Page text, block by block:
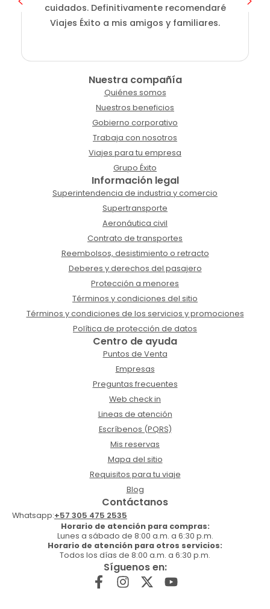
cuidados. Definitivamente recomendaré
Viajes Éxito a mis amigos y familiares.
Nuestra compañía
Quiénes somos
Nuestros beneficios
Gobierno corporativo
Trabaja con nosotros
Viajes para tu empresa
Grupo Éxito
Información legal
Superintendencia de industria y comercio
Supertransporte
Aeronáutica civil
Contrato de transportes
Reembolsos, desistimiento o retracto
Deberes y derechos del pasajero
Protección a menores
Términos y condiciones del sitio
Términos y condiciones de los servicios y promociones
Política de protección de datos
Centro de ayuda
Puntos de Venta
Empresas
Preguntas frecuentes
Web check in
Lineas de atención
Escríbenos (PQRS)
Mis reservas
Mapa del sitio
Requisitos para tu viaje
Blog
Contáctanos
Whatsapp:+57 305 475 2535
Horario de atención para compras:
Lunes a sábado de 8:00 a.m. a 6:30 p.m.
Horario de atención para otros servicios:
Todos los días de 8:00 a.m. a 6:30 p.m.
Síguenos en: